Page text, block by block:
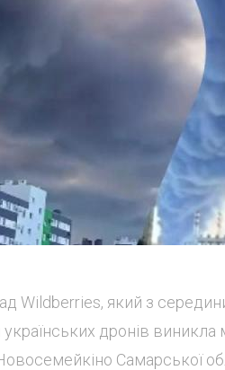
Wildberries, який з
українських дронів
Самарської